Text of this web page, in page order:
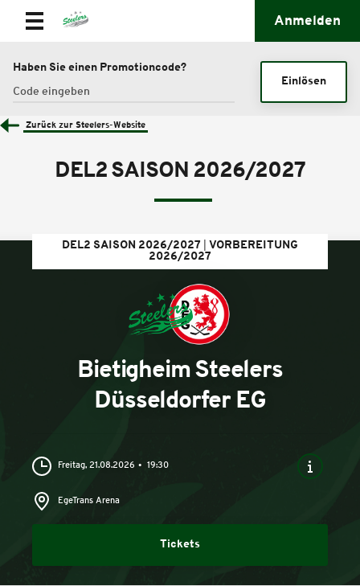
Anmelden
Haben Sie einen Promotioncode?
Einlösen
Zurück zur Steelers-Website
DEL2 SAISON 2026/2027
DEL2 SAISON 2026/2027
VORBEREITUNG
2026/2027
Bietigheim Steelers
Düsseldorfer EG
Freitag, 21.08.2026 19:30
EgeTrans Arena
Tickets